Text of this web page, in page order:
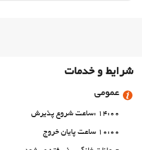
شرایط و خدمات
عمومی
14:00 :ساعت شروع پذیرش
10:00 ساعت پایان خروج